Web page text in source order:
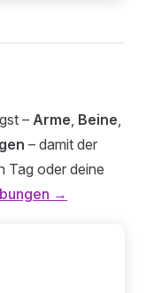
– Arme Beine
– damit der
Tag oder deine
→